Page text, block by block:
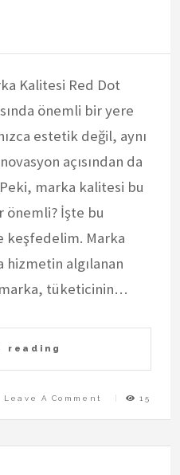
Kalitesi Red Dot
önemli bir yere
estetik değil, aynı
açısından da
marka kalitesi bu
önemli? İşte bu
keşfedelim. Marka
algılanan
tüketicinin…
reading
Leave A Comment
On
Red
Seciminde
15